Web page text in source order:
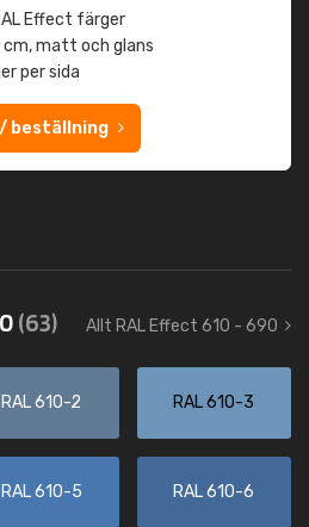
Effect färger
cm, matt och glans
per sida
beställning
(63) Allt RAL Effect 610 - 690
RAL 610-2 RAL 610-3
RAL 610-5 RAL 610-6